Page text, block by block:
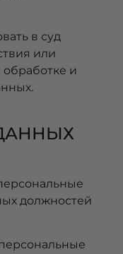
в суд
или
и
должностей